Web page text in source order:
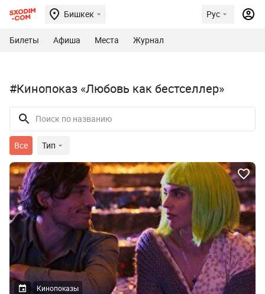
Бишкек Рус
Билеты Афиша Места Журнал
#Кинопоказ «Любовь как бестселлер»
Все Тип
Кинопоказы